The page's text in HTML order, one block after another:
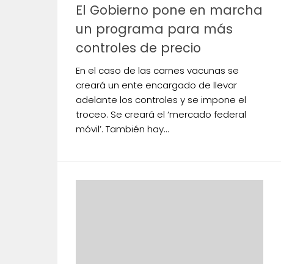
El Gobierno pone en marcha
un programa para más
controles de precio
En el caso de las carnes vacunas se
creará un ente encargado de llevar
adelante los controles y se impone el
troceo. Se creará el ‘mercado federal
móvil’. También hay...